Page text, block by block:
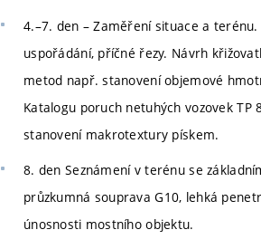
4.–7. den – Zaměření situace a
uspořádání, příčné řezy. Návrh
metod např. stanovení objemové
Katalogu poruch netuhých vozovek
stanovení makrotextury pískem.
8. den Seznámení v terénu se
průzkumná souprava G10, lehká
únosnosti mostního objektu.